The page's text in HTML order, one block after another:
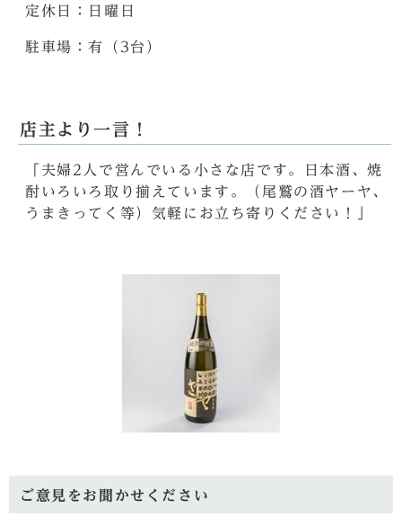
定休日：日曜日
駐車場：有（3台）
店主より一言！
「夫婦2人で営んでいる小さな店です。日本酒、焼
酎いろいろ取り揃えています。（尾鷲の酒ヤーヤ、
うまきってく等）気軽にお立ち寄りください！」
ご意見をお聞かせください